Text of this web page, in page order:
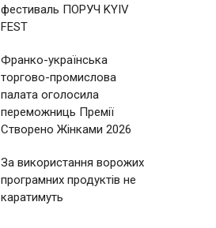
фестиваль ПОРУЧ KYIV
FEST
Франко-українська
торгово-промислова
палата оголосила
переможниць Премії
Створено Жінками 2026
За використання ворожих
програмних продуктів не
каратимуть